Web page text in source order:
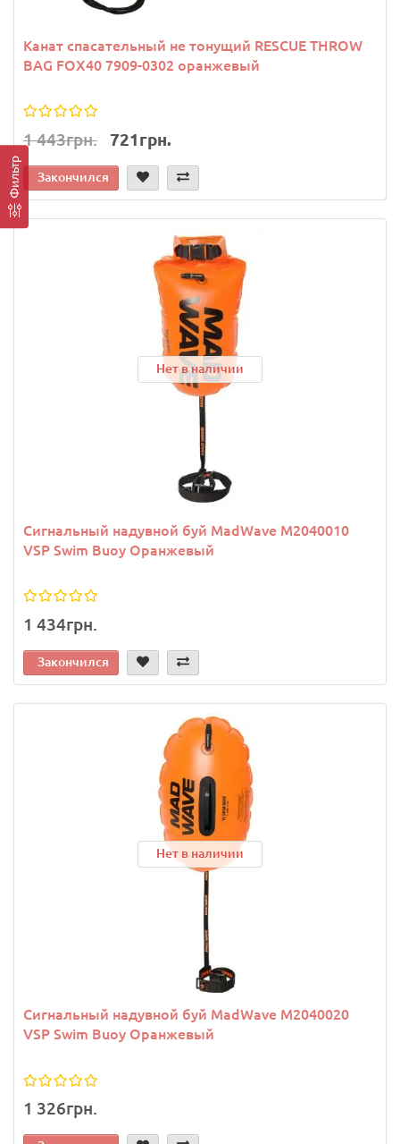
Фильтр
Канат спасательный не тонущий RESCUE THROW
BAG FOX40 7909-0302 оранжевый
1 443грн. 721грн.
Закончился
Нет в наличии
Сигнальный надувной буй MadWave M2040010
VSP Swim Buoy Оранжевый
1 434грн.
Закончился
Нет в наличии
Сигнальный надувной буй MadWave M2040020
VSP Swim Buoy Оранжевый
1 326грн.